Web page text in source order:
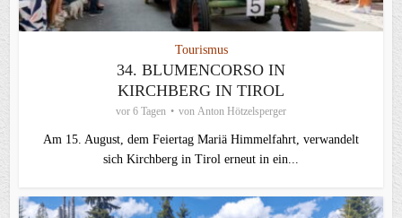
Tourismus
34. BLUMENCORSO IN
KIRCHBERG IN TIROL
vor 6 Tagen von Anton Hötzelsperger
Am 15. August, dem Feiertag Mariä Himmelfahrt, verwandelt
sich Kirchberg in Tirol erneut in ein...